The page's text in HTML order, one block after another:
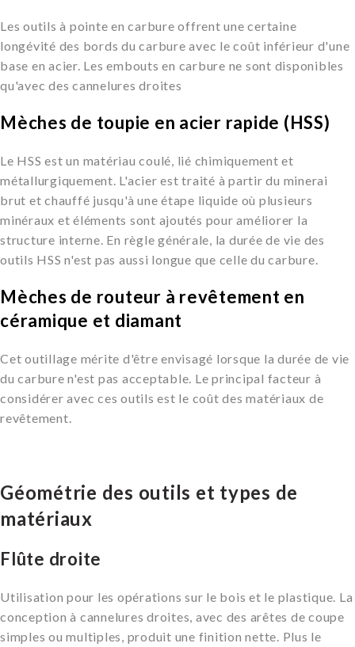
Les outils à pointe en carbure offrent une certaine
longévité des bords du carbure avec le coût inférieur d'une
base en acier. Les embouts en carbure ne sont disponibles
qu'avec des cannelures droites
Mèches de toupie en acier rapide (HSS)
Le HSS est un matériau coulé, lié chimiquement et
métallurgiquement. L'acier est traité à partir du minerai
brut et chauffé jusqu'à une étape liquide où plusieurs
minéraux et éléments sont ajoutés pour améliorer la
structure interne. En règle générale, la durée de vie des
outils HSS n'est pas aussi longue que celle du carbure.
Mèches de routeur à revêtement en
céramique et diamant
Cet outillage mérite d'être envisagé lorsque la durée de vie
du carbure n'est pas acceptable. Le principal facteur à
considérer avec ces outils est le coût des matériaux de
revêtement.
Géométrie des outils et types de
matériaux
Flûte droite
Utilisation pour les opérations sur le bois et le plastique. La
conception à cannelures droites, avec des arêtes de coupe
simples ou multiples, produit une finition nette. Plus le